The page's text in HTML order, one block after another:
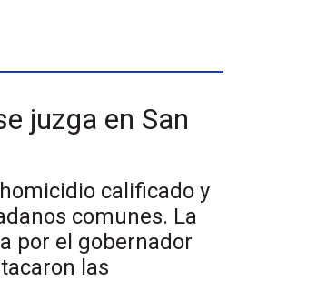
juzga en San
calificado y
comunes. La
por el gobernador
las